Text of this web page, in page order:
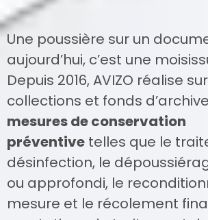
Une poussière sur un
aujourd’hui, c’est une
Depuis 2016, AVIZO réalise
collections et fonds
mesures de conservation
préventive telles que le
désinfection, le
ou approfondi, le
mesure et le récolement